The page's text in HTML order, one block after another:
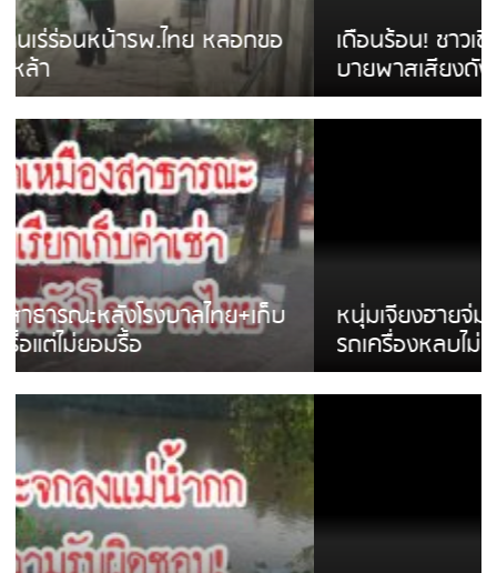
เดือนร้อน! ชาวเชียงรายบ่นรถ Isuzu สีขาวซิ่ง
บายพาสเสียงดังสร้างความรำคาญ
หนุ่มเจียงฮายจ่ม พบถังน้ำดื่มตกกลางถนน
รถเครื่องหลบไม่ทันล้มบาดเจ็บ